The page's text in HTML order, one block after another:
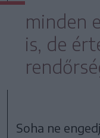
minden
is, de
Soha ne